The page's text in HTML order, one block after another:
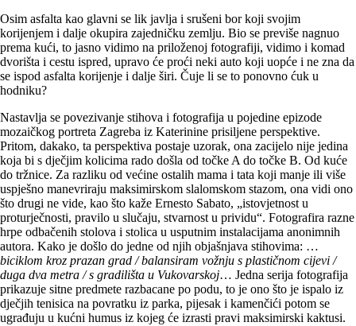
Osim asfalta kao glavni se lik javlja i srušeni bor koji svojim
korijenjem i dalje okupira zajedničku zemlju. Bio se previše nagnuo
prema kući, to jasno vidimo na priloženoj fotografiji, vidimo i komad
dvorišta i cestu ispred, upravo će proći neki auto koji uopće i ne zna da
se ispod asfalta korijenje i dalje širi. Čuje li se to ponovno ćuk u
hodniku?
Nastavlja se povezivanje stihova i fotografija u pojedine epizode
mozaičkog portreta Zagreba iz Katerinine prisiljene perspektive.
Pritom, dakako, ta perspektiva postaje uzorak, ona zacijelo nije jedina
koja bi s dječjim kolicima rado došla od točke A do točke B. Od kuće
do tržnice. Za razliku od većine ostalih mama i tata koji manje ili više
uspješno manevriraju maksimirskom slalomskom stazom, ona vidi ono
što drugi ne vide, kao što kaže Ernesto Sabato, „istovjetnost u
proturječnosti, pravilo u slučaju, stvarnost u prividu“. Fotografira razne
hrpe odbačenih stolova i stolica u usputnim instalacijama anonimnih
autora. Kako je došlo do jedne od njih objašnjava stihovima: …
biciklom kroz prazan grad / balansiram vožnju s plastičnom cijevi /
duga dva metra / s gradilišta u Vukovarskoj… Jedna serija fotografija
prikazuje sitne predmete razbacane po podu, to je ono što je ispalo iz
dječjih tenisica na povratku iz parka, pijesak i kamenčići potom se
ugrađuju u kućni humus iz kojeg će izrasti pravi maksimirski kaktusi.